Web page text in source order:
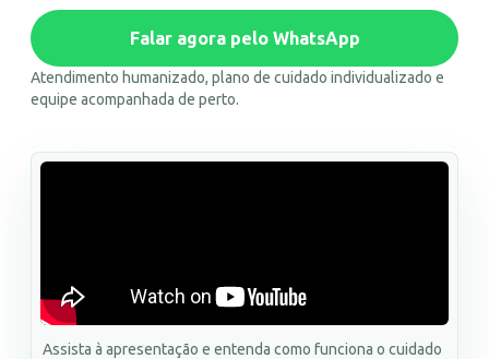
Falar agora pelo WhatsApp
Atendimento humanizado, plano de cuidado individualizado e
equipe acompanhada de perto.
Assista à apresentação e entenda como funciona o cuidado